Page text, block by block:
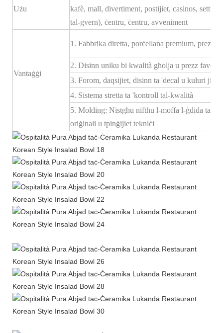
Użu
kafè, mall, divertiment, postijiet, casinos, settur
tal-gvern), ċentru, ċentru, avveniment
Vantaġġi
1. Fabbrika diretta, porċellana premium, prezz
2. Disinn uniku bi kwalità għolja u prezz
3. Forom, daqsijiet, disinn ta 'decal u kuluri
4. Sistema stretta ta 'kontroll tal-kwalità
5. Molding: Nistgħu niftħu l-moffa l-ġdida tas-
oriġinali u tpinġijiet tekniċi